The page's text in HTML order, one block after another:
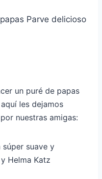
Parve delicioso
un puré de papas
les dejamos
nuestras amigas:
súper suave y
Helma Katz